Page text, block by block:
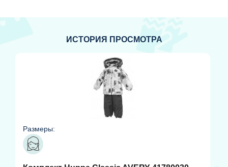
ИСТОРИЯ ПРОСМОТРА
Размеры: